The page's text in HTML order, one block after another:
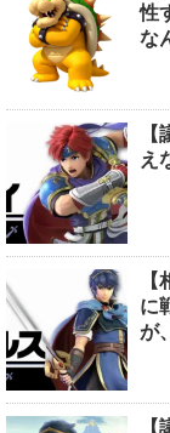
性
な
え
に
が